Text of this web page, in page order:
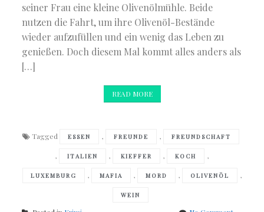
seiner Frau eine kleine Olivenölmühle. Beide
nutzen die Fahrt, um ihre Olivenöl-Bestände
wieder aufzufüllen und ein wenig das Leben zu
genießen. Doch diesem Mal kommt alles anders als
[…]
READ MORE
Tagged ESSEN , FREUNDE , FREUNDSCHAFT
, ITALIEN , KIEFFER , KOCH ,
LUXEMBURG , MAFIA , MORD , OLIVENÖL ,
WEIN